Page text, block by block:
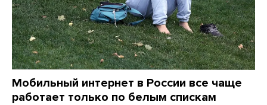
Мобильный интернет в России все чаще
работает только по белым спискам